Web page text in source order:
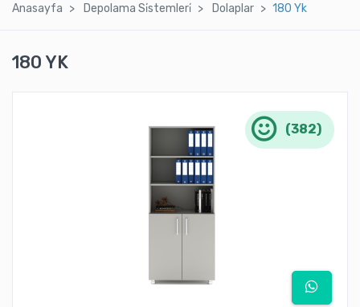
Anasayfa Depolama Si̇stemleri̇ Dolaplar 180 Yk
180 YK
(382)